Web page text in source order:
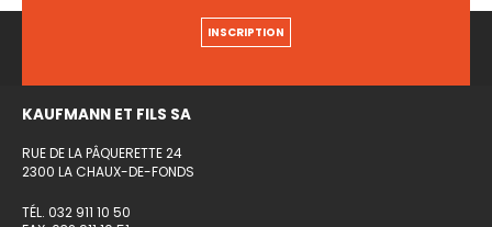
INSCRIPTION
KAUFMANN ET FILS SA
RUE DE LA PÂQUERETTE 24
2300 LA CHAUX-DE-FONDS
TÉL. 032 911 10 50